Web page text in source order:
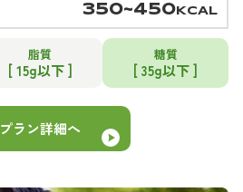
350~450 KCAL
脂質
[ 15g以下 ]
糖質
[ 35g以下 ]
プラン詳細へ